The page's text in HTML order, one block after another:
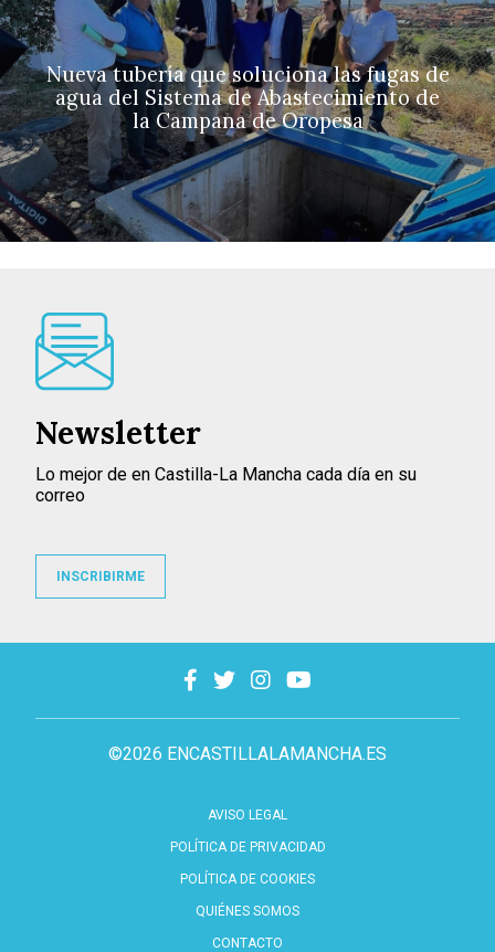
Nueva tubería que soluciona las fugas de
agua del Sistema de Abastecimiento de
la Campana de Oropesa
©2026 ENCASTILLALAMANCHA.ES
AVISO LEGAL
POLÍTICA DE PRIVACIDAD
POLÍTICA DE COOKIES
QUIÉNES SOMOS
CONTACTO
Newsletter
Lo mejor de en Castilla-La Mancha cada día en su
correo
INSCRIBIRME